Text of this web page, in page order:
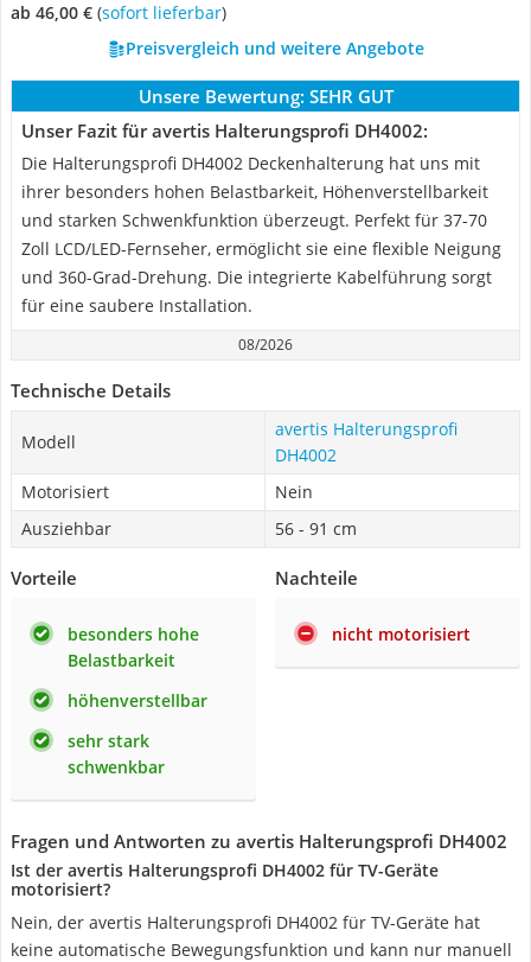
ab 46,00 € ( Sofort lieferbar)
Preisvergleich und weitere Angebote
Unsere Bewertung: SEHR GUT
Unser Fazit für avertis Halterungsprofi DH4002:
Die Halterungsprofi DH4002 Deckenhalterung hat uns mit
ihrer besonders hohen Belastbarkeit, Höhenverstellbarkeit
und starken Schwenkfunktion überzeugt. Perfekt für 37-70
Zoll LCD/LED-Fernseher, ermöglicht sie eine flexible Neigung
und 360-Grad-Drehung. Die integrierte Kabelführung sorgt
für eine saubere Installation.
08/2026
Technische Details
Modell
avertis Halterungsprofi
DH4002
Motorisiert
Nein
Ausziehbar
56 - 91 cm
Vorteile
besonders hohe
Belastbarkeit
höhenverstellbar
sehr stark
schwenkbar
Nachteile
nicht motorisiert
Fragen und Antworten zu avertis Halterungsprofi DH4002
Ist der avertis Halterungsprofi DH4002 für TV-Geräte
motorisiert?
Nein, der avertis Halterungsprofi DH4002 für TV-Geräte hat
keine automatische Bewegungsfunktion und kann nur manuell